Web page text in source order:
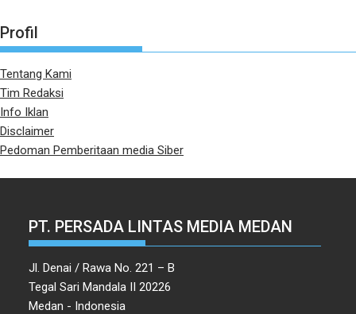
Profil
Tentang Kami
Tim Redaksi
Info Iklan
Disclaimer
Pedoman Pemberitaan media Siber
PT. PERSADA LINTAS MEDIA MEDAN
Jl. Denai / Rawa No. 221 – B
Tegal Sari Mandala II 20226
Medan - Indonesia